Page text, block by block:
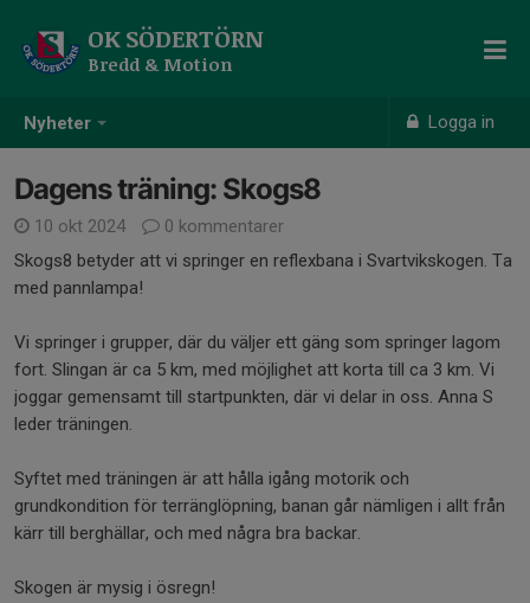
Nyheter Logga in
OK SÖDERTÖRN
Bredd & Motion
Dagens träning: Skogs8
10 okt 2024
0 kommentarer
Skogs8 betyder att vi springer en reflexbana i Svartvikskogen. Ta
med pannlampa!
Vi springer i grupper, där du väljer ett gäng som springer lagom
fort. Slingan är ca 5 km, med möjlighet att korta till ca 3 km. Vi
joggar gemensamt till startpunkten, där vi delar in oss. Anna S
leder träningen.
Syftet med träningen är att hålla igång motorik och
grundkondition för terränglöpning, banan går nämligen i allt från
kärr till berghällar, och med några bra backar.
Skogen är mysig i ösregn!